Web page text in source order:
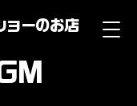
ョーのお店